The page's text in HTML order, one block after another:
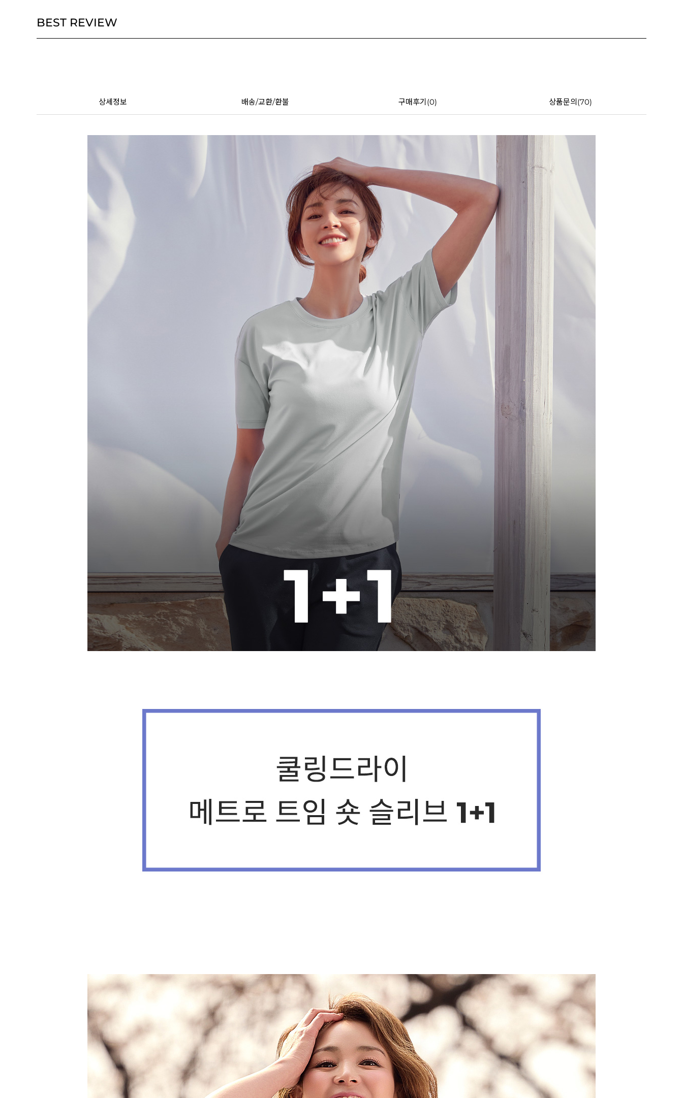
BEST REVIEW
상세정보 배송/교환/환불 구매후기(0) 상품문의(70)